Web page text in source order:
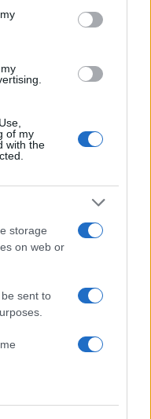
of my
with the
storage
on web or
sent to
Σήμερα ανοίγει
προηγούνται
και το
ισχυρίστηκε ο
της Βρετανίδας
από την
Το εντυπωσιακό
κίνδυνος
Λέσβο και
αστυνομικούς να
και το
οδηγός από